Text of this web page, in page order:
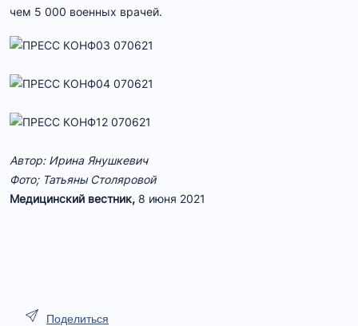
чем 5 000 военных врачей.
Автор: Ирина Янушкевич
Фото; Татьяны Столяровой
Медицинский вестник, 8 июня 2021
Поделиться